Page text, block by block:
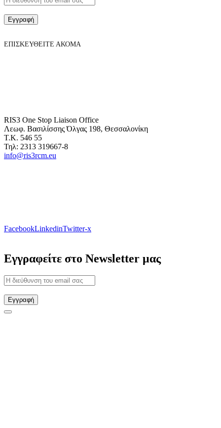
Εγγραφή
ΕΠΙΣΚΕΥΘΕΙΤΕ ΑΚΟΜΑ
RIS3 One Stop Liaison Office
Λεωφ. Βασιλίσσης Όλγας 198, Θεσσαλονίκη
Τ.Κ. 546 55
Τηλ: 2313 319667-8
info@ris3rcm.eu
FacebookLinkedinTwitter-x
Εγγραφείτε στο Newsletter μας
Εγγραφή